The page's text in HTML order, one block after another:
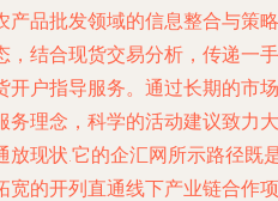
产品批发领域的信息整合与策略
，结合现货交易分析，传递一手
开户指导服务。通过长期的市场
务理念，科学的活动建议致力大
现状.它的企汇网所示路径既
宽的开列直通线下产业链合作项